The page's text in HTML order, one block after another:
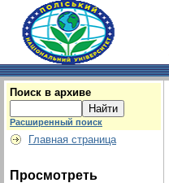
Поиск в архиве
Расширенный поиск
Главная страница
Просмотреть